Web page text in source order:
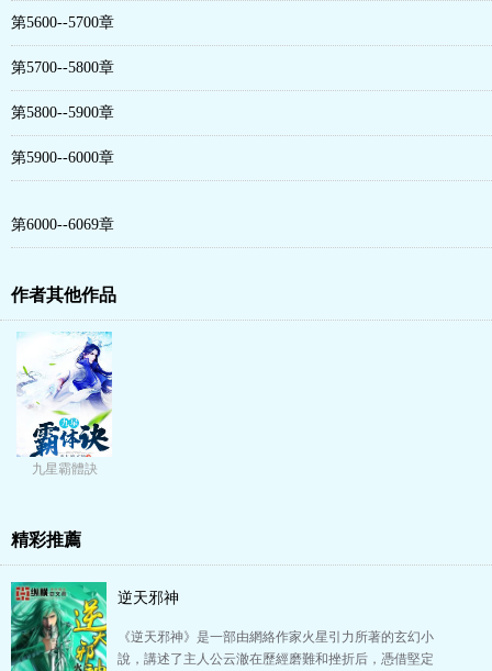
第5600--5700章
第5700--5800章
第5800--5900章
第5900--6000章
第6000--6069章
作者其他作品
九星霸體訣
精彩推薦
逆天邪神
《逆天邪神》是一部由網絡作家火星引力所著的玄幻小
說，講述了主人公云澈在歷經磨難和挫折后，憑借堅定